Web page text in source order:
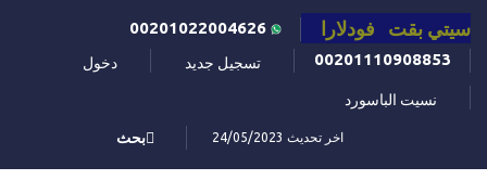
سيتي بقت فودلارا
00201110908853
تسجيل جديد دخول
نسيت الباسورد
اخر تحديث 24/05/2023 بحث